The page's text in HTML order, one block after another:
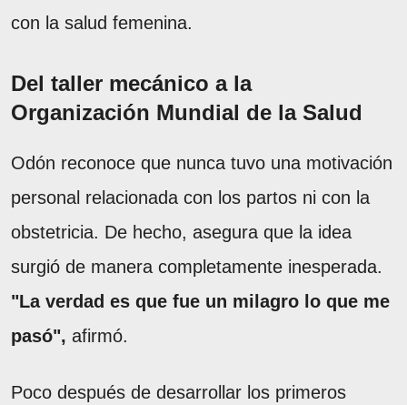
con la salud femenina.
Del taller mecánico a la
Organización Mundial de la Salud
Odón reconoce que nunca tuvo una motivación
personal relacionada con los partos ni con la
obstetricia. De hecho, asegura que la idea
surgió de manera completamente inesperada.
"La verdad es que fue un milagro lo que me
pasó", afirmó.
Poco después de desarrollar los primeros